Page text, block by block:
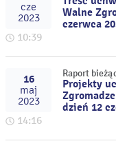
cze
2023
10:39
Walne
czerwca
16
maj
2023
14:16
Raport
Projekty
dzień 12